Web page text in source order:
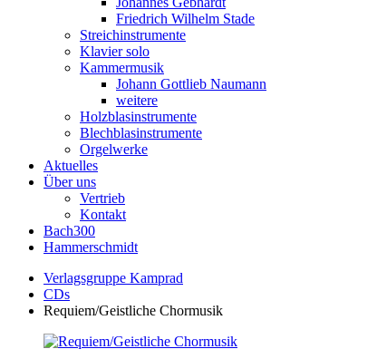
Friedrich Wilhelm Stade
Streichinstrumente
Klavier solo
Kammermusik
Johann Gottlieb Naumann
weitere
Holzblasinstrumente
Blechblasinstrumente
Orgelwerke
Aktuelles
Über uns
Vertrieb
Kontakt
Bach300
Hammerschmidt
Verlagsgruppe Kamprad
CDs
Requiem/Geistliche Chormusik